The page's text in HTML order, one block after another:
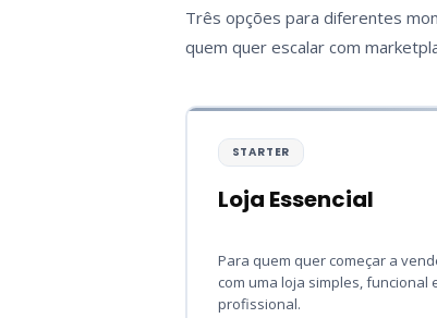
Três opções para diferentes
quem quer escalar com
STARTER
Loja Essencial
Para quem quer começar a
com uma loja simples, funcional
profissional.